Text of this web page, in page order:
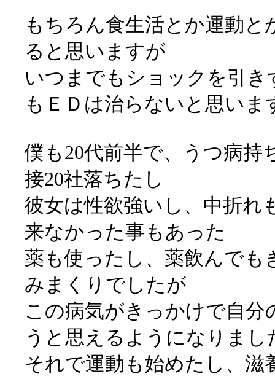
もちろん食生活とか運動
ると思いますが
いつまでもショックを引
もＥＤは治らないと思いま
僕も20代前半で、うつ病持
接20社落ちたし
彼女は性欲強いし、中折れ
来なかった事もあった
薬も使ったし、薬飲んでも
みまくりでしたが
この病気がきっかけで自
うと思えるようになりまし
それで運動も始めたし、滋